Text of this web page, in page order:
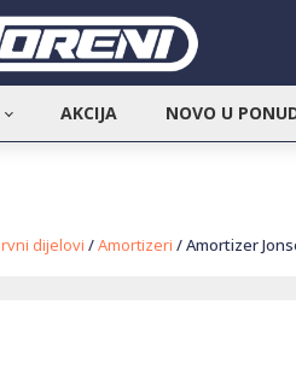
AKCIJA NOVO U
dijelovi /Amortizeri / Amortizer